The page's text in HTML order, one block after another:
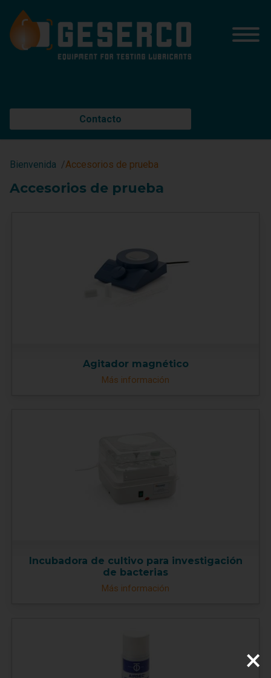
Contacto
Bienvenida Accesorios de prueba
Accesorios de prueba
Agitador magnético
Más información
Incubadora de cultivo para investigación
de bacterias
Más información
×